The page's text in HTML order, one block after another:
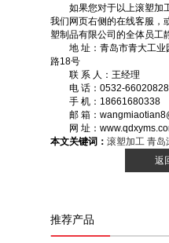
如果您对于以上滚塑加
我们网页右侧的在线客服，
塑制品有限公司的全体员工
地 址：青岛市青大工业
路18号
联 系 人：王经理
电 话：0532-66020828
手 机：18661680338
邮 箱：
网 址：
本文关键词： 滚塑加工 青岛
返
推荐产品